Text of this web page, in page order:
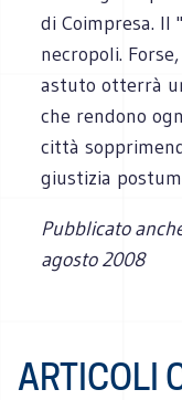
di Coimpresa. Il
necropoli.
astuto otterrà
che rendono
città
giustizia
Pubblicato
agosto 2008
ARTICOLI